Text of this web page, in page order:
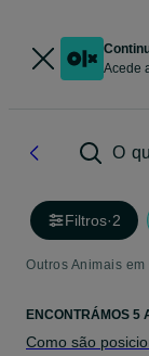
Acede
O
Filtros·2
ENCONTRÁMOS 5
Como são